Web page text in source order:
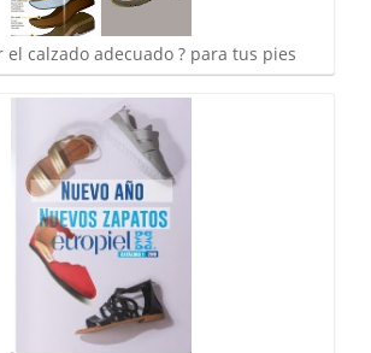
el calzado adecuado ? para tus pies